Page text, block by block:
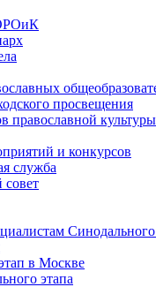
просвещения
православной культуры
и конкурсов
служба
в Москве
этапа